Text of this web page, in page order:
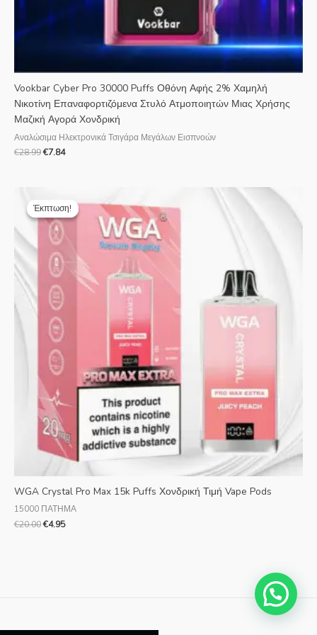
Vookbar Cyber Pro 30000 Puffs Οθόνη Αφής 2% Χαμηλή
Νικοτίνη Επαναφορτιζόμενα Στυλό Ατμοποιητών Μιας Χρήσης
Μαζική Αγορά Χονδρική
Αναλώσιμα Ηλεκτρονικά Τσιγάρα Μεγάλων Εισπνοών
€28.99€7.84
Έκπτωση!
Έκπτωση!
WGA Crystal Pro Max 15k Puffs Χονδρική Τιμή Vape Pods
15000 ΠΑΤΗΜΑ
€20.00
τιμή
ήταν:
€20.00.
€4.95
τρέχουσα
τιμή